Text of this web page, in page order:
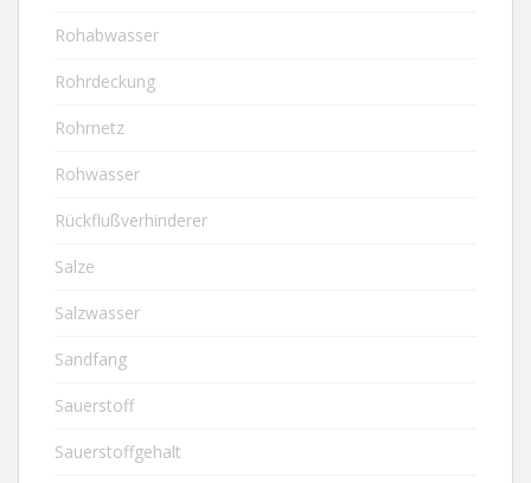
Rohabwasser
Rohrdeckung
Rohrnetz
Rohwasser
Rückflußverhinderer
Salze
Salzwasser
Sandfang
Sauerstoff
Sauerstoffgehalt